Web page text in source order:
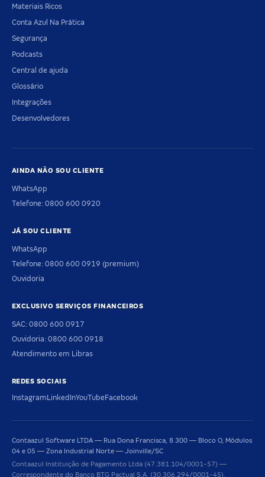
Materiais Ricos
Conta Azul Na Prática
Segurança
Podcasts
Central de ajuda
Glossário
Integrações
Desenvolvedores
AINDA NÃO SOU CLIENTE
WhatsApp
Telefone: 0800 600 0920
JÁ SOU CLIENTE
WhatsApp
Telefone: 0800 600 0919 (premium)
Ouvidoria
EXCLUSIVO SERVIÇOS FINANCEIROS
SAC: 0800 600 0917
Ouvidoria: 0800 600 0918
Atendimento em Libras
REDES SOCIAIS
InstagramLinkedInYouTubeFacebook
Contaazul Software LTDA — Rua Dona Francisca, 8.300 — Bloco O, Módulos
04 e 05 — Zona Industrial Norte — Joinville/SC
Contaazul Instituição de Pagamento Ltda (47.381.104/0001-57) —
Correspondente do Banco BTG Pactual S.A. (30.306.294/0001-45).